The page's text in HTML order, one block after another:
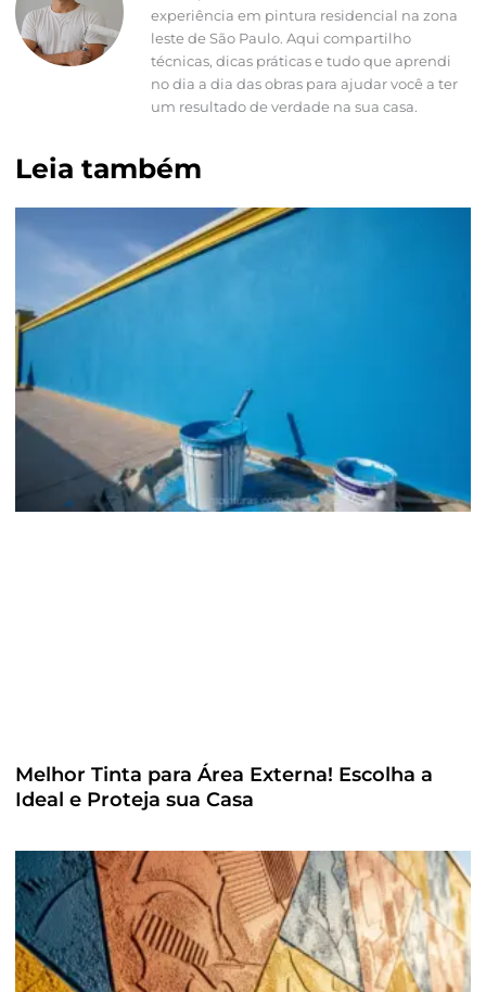
experiência em pintura residencial na zona
leste de São Paulo. Aqui compartilho
técnicas, dicas práticas e tudo que aprendi
no dia a dia das obras para ajudar você a ter
um resultado de verdade na sua casa.
Leia também
Melhor Tinta para Área Externa! Escolha a
Ideal e Proteja sua Casa